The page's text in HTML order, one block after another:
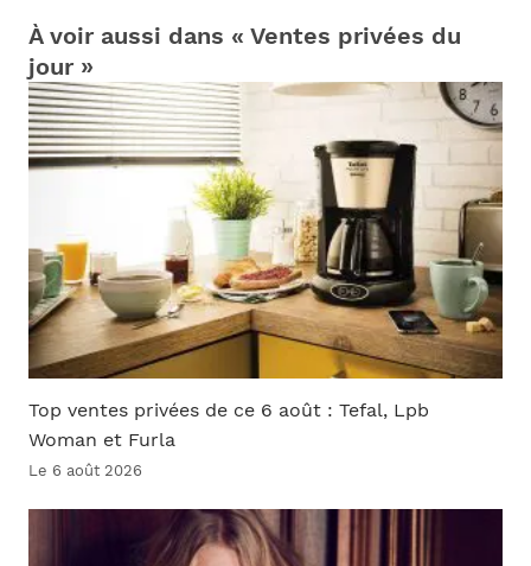
À voir aussi dans « Ventes privées du
jour »
Top ventes privées de ce 6 août : Tefal, Lpb
Woman et Furla
Le 6 août 2026